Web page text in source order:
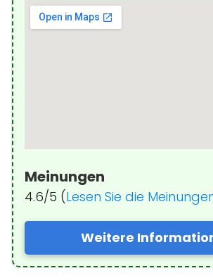
Meinungen
4.6/5 (Lesen Sie die
Weitere